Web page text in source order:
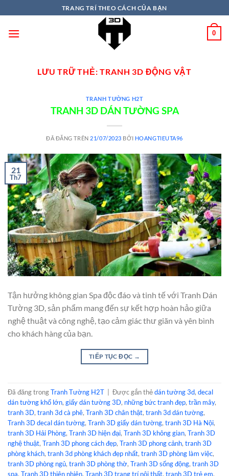
TRANG TRÍ THEO CÁCH CỦA BẠN
0
LƯU TRỮ THẺ:TRANH 3D ĐỘNG VẬT
TRANH TƯỜNG H2T
TRANH 3D DÁN TƯỜNG SPA
ĐÃ ĐĂNG TRÊN 21/07/2023 BỞI HOANGTIEUTA96
21
Th7
Tận hưởng không gian Spa độc đáo và tinh tế với Tranh Dán
Tường 3D, sản phẩm mang đến sự kết hợp hoàn hảo giữa
nghệ thuật và công nghệ, tạo cảm giác thư giãn và yên bình
cho khách hàng của bạn.
TIẾP TỤC ĐỌC →
Đã đăng trongTranh Tường H2T Được gắn thẻdán tường 3d, decal
dán tường khổ lớn, giấy dán tường 3D, những bức tranh đẹp, trần mây,
tranh 3D, tranh 3d cà phê, Tranh 3D chân thật, tranh 3d dán tường,
Tranh 3D decal dán tường, Tranh 3D giấy dán tường, tranh 3D Hà Nội,
tranh 3D Hải Phòng, Tranh 3D hiện đại, Tranh 3D không gian, Tranh 3D
nghệ thuật, Tranh 3D phong cách đẹp, Tranh 3D phong cảnh, tranh 3D
phòng khách, tranh 3d phòng khách đẹp nhất, tranh 3D phòng làm việc,
tranh 3D phòng ngủ, tranh 3D phòng thờ, Tranh 3D sống động, tranh 3D
spa, Tranh 3D thiên nhiên, Tranh 3D trang trí nội thất, tranh 3D trẻ em,